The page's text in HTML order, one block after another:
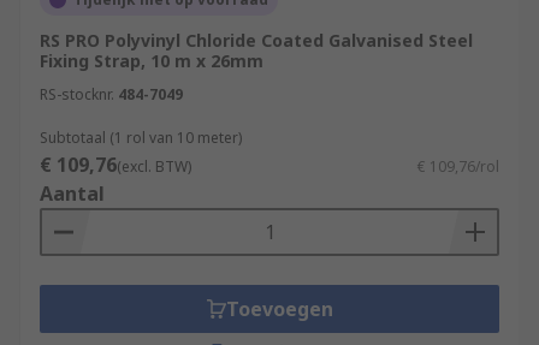
RS PRO Polyvinyl Chloride Coated Galvanised Steel
Fixing Strap, 10 m x 26mm
RS-stocknr. 484-7049
Subtotaal (1 rol van 10 meter)
€ 109,76(excl. BTW) € 109,76/rol
Aantal
Toevoegen